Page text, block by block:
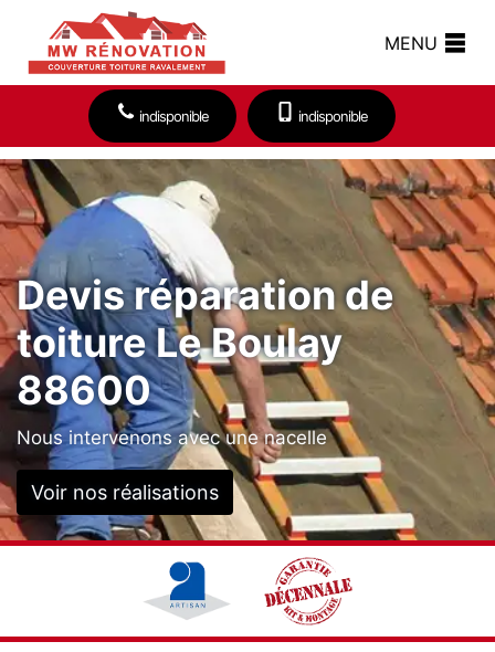
MENU
indisponible indisponible
Devis réparation de
toiture Le Boulay
88600
Nous intervenons avec une nacelle
Voir nos réalisations